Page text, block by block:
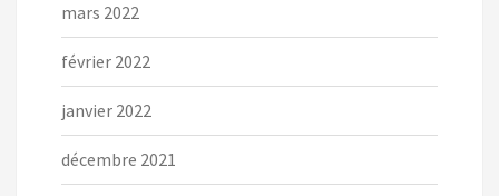
mars 2022
février 2022
janvier 2022
décembre 2021